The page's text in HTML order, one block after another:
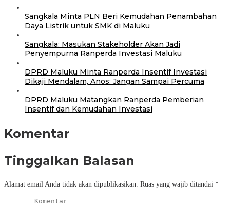
Sangkala Minta PLN Beri Kemudahan Penambahan
Daya Listrik untuk SMK di Maluku
Sangkala: Masukan Stakeholder Akan Jadi
Penyempurna Ranperda Investasi Maluku
DPRD Maluku Minta Ranperda Insentif Investasi
Dikaji Mendalam, Anos: Jangan Sampai Percuma
DPRD Maluku Matangkan Ranperda Pemberian
Insentif dan Kemudahan Investasi
Komentar
Tinggalkan Balasan
Alamat email Anda tidak akan dipublikasikan. Ruas yang wajib ditandai *